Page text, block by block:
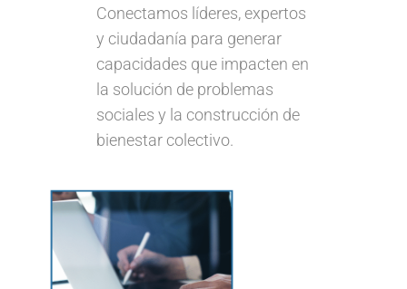
Conectamos líderes, expertos
y ciudadanía para generar
capacidades que impacten en
la solución de problemas
sociales y la construcción de
bienestar colectivo.